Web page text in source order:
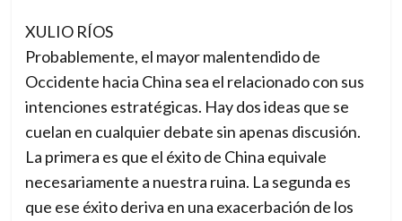
XULIO RÍOS
Probablemente, el mayor malentendido de
Occidente hacia China sea el relacionado con sus
intenciones estratégicas. Hay dos ideas que se
cuelan en cualquier debate sin apenas discusión.
La primera es que el éxito de China equivale
necesariamente a nuestra ruina. La segunda es
que ese éxito deriva en una exacerbación de los